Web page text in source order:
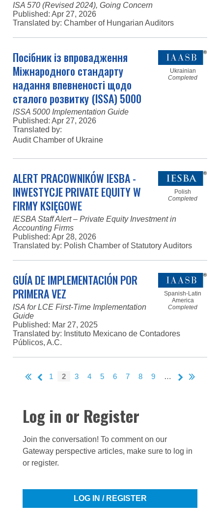
ISA 570 (Revised 2024), Going Concern
Published: Apr 27, 2026
Translated by: Chamber of Hungarian Auditors
Ukrainian
Completed
Посібник із впровадження
Міжнародного стандарту
надання впевненості щодо
сталого розвитку (ISSA) 5000
ISSA 5000 Implementation Guide
Published: Apr 27, 2026
Translated by:
Audit Chamber of Ukraine
Polish
Completed
ALERT PRACOWNIKÓW IESBA -
INWESTYCJE PRIVATE EQUITY W
FIRMY KSIĘGOWE
IESBA Staff Alert – Private Equity Investment in
Accounting Firms
Published: Apr 28, 2026
Translated by: Polish Chamber of Statutory Auditors
Spanish-Latin
America
Completed
GUÍA DE IMPLEMENTACIÓN POR
PRIMERA VEZ
ISA for LCE First-Time Implementation
Guide
Published: Mar 27, 2025
Translated by: Instituto Mexicano de Contadores
Públicos, A.C.
Pagination
First Previous
page
Page
1
Current
2 Page
3 Page
4 Page
5 Page
6 Page
7 Page
8 Page
9 …
Next
page
Last
Log in or Register
Join the conversation! To comment on our
Gateway perspective articles, make sure to log in
or register.
LOG IN / REGISTER